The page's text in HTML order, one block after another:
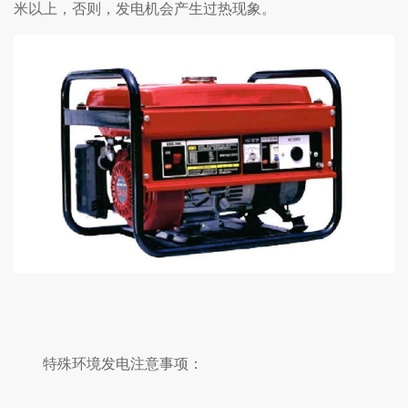
米以上，否则，发电机会产生过热现象。
特殊环境发电注意事项：